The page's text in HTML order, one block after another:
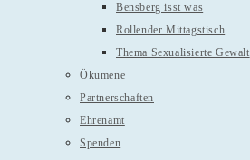
Bensberg isst was
Rollender Mittagstisch
Thema Sexualisierte Gewalt
Ökumene
Partnerschaften
Ehrenamt
Spenden